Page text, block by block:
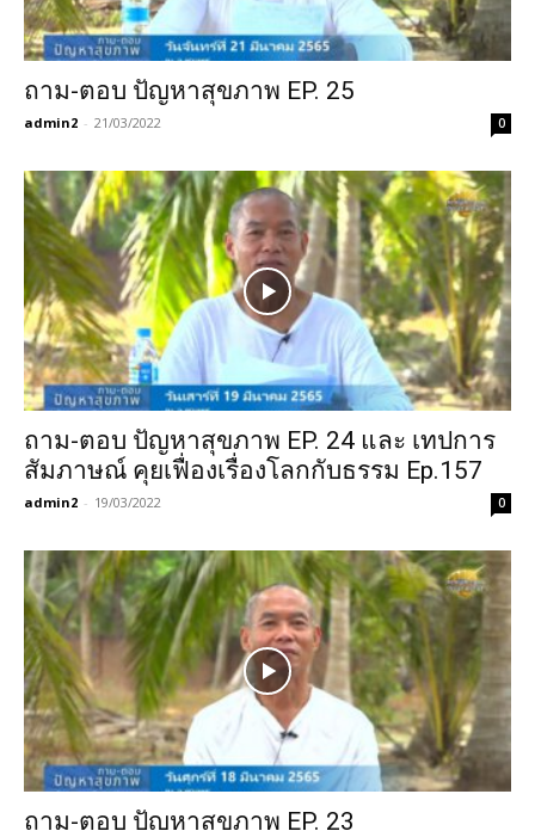
ถาม-ตอบ ปัญหาสุขภาพ EP. 25
admin2 - 21/03/2022 0
ถาม-ตอบ ปัญหาสุขภาพ EP. 24 และ เทปการ
สัมภาษณ์ คุยเฟื่องเรื่องโลกกับธรรม Ep.157
admin2 - 19/03/2022 0
ถาม-ตอบ ปัญหาสุขภาพ EP. 23